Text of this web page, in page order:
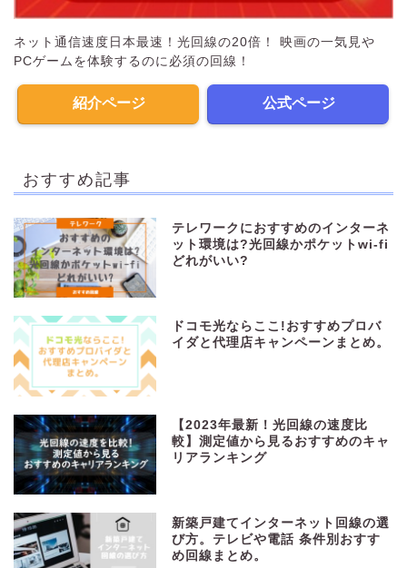
ネット通信速度日本最速！光回線の20倍！ 映画の一気見や
PCゲームを体験するのに必須の回線！
紹介ページ 公式ページ
おすすめ記事
テレワークにおすすめのインターネ
ット環境は?光回線かポケットwi-fi
どれがいい?
ドコモ光ならここ!おすすめプロバ
イダと代理店キャンペーンまとめ。
【2023年最新！光回線の速度比
較】測定値から見るおすすめのキャ
リアランキング
新築戸建てインターネット回線の選
び方。テレビや電話 条件別おすす
め回線まとめ。